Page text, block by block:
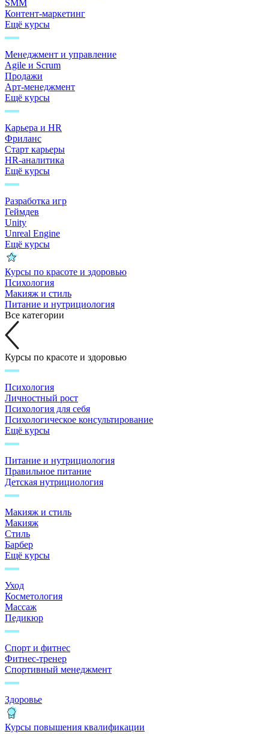
SMM
Контент-маркетинг
Ещё курсы
Менеджмент и управление
Agile и Scrum
Продажи
Арт-менеджмент
Ещё курсы
Карьера и HR
Фриланс
Старт карьеры
HR-аналитика
Ещё курсы
Разработка игр
Геймдев
Unity
Unreal Engine
Ещё курсы
Курсы по красоте и здоровью
Психология
Макияж и стиль
Питание и нутрициология
Все категории
Курсы по красоте и здоровью
Психология
Личностный рост
Психология для себя
Психологическое консультирование
Ещё курсы
Питание и нутрициология
Правильное питание
Детская нутрициология
Макияж и стиль
Макияж
Стиль
Барбер
Ещё курсы
Уход
Косметология
Массаж
Педикюр
Спорт и фитнес
Фитнес-тренер
Спортивный менеджмент
Здоровье
Курсы повышения квалификации